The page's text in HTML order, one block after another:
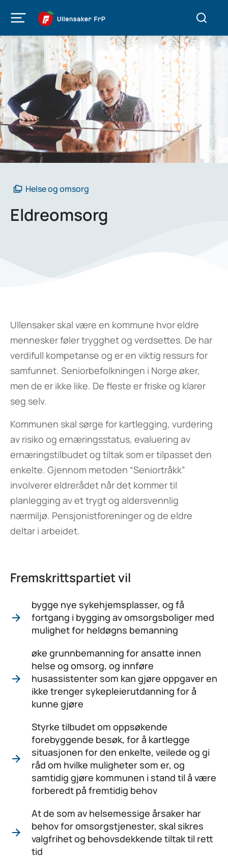
Helse og omsorg
Eldreomsorg
Ullensaker skal være en kommune hvor eldre
mennesker føler trygghet og verdsettes. De har
verdifull kompetanse og er en viktig ressurs for
samfunnet. Seniorbefolkningen i Norge øker,
men de er ikke like. De fleste er friske og klarer
seg selv.
Kommunen skal sørge for kartlegging, vurdering
av risiko og ernæringsstatus, evaluering av
ernæringstilbudet og tiltak som er tilpasset den
enkelte. Gjennom metoden “Seniortråkk”
involverer eldrerådet når det kommer til
planlegging av et trygt og aldersvennlig
nærmiljø. Pensjonistforeninger og de eldre
deltar i arbeidet.
Fremskrittspartiet vil
bygge nye sykehjemsplasser, og få
fortgang i bygging av omsorgsboliger med
mulighet for heldøgns bemanning
øke grunnbemanning for ansatte innen
helse og omsorg, og innføre
husassistenter som kan gjøre oppgaver en
ikke trenger sykepleierutdanning for å
kunne gjøre
Styrke tilbudet om oppsøkende
forebyggende besøk, for å kartlegge
situasjonen for den enkelte, veilede og gi
råd om hvilke muligheter som er, og
samtidig gjøre kommunen i stand til å være
forberedt på fremtidig behov
At de som av helsemessige årsaker har
behov for omsorgstjenester, skal sikres
valgfrihet og behovsdekkende tiltak til rett
tid